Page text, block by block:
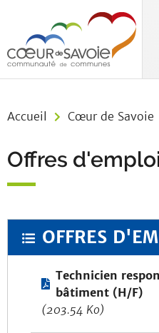
Aller à la recherche
Accueil
Cœur de Savoie
Offres
OFFRES
Technicien
bâtiment (H/F)
(203.54 Ko)